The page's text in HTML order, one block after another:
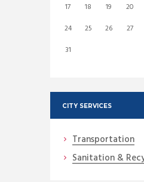
17
18 19 20
24
25 26 27
31
CITY SERVICES
Transportation
Sanitation &